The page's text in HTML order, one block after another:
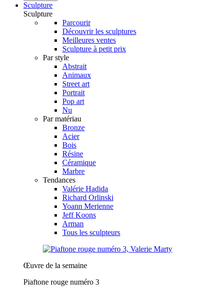
Sculpture
Sculpture
Parcourir
Découvrir les sculptures
Meilleures ventes
Sculpture à petit prix
Par style
Abstrait
Animaux
Street art
Portrait
Pop art
Nu
Par matériau
Bronze
Acier
Bois
Résine
Céramique
Marbre
Tendances
Valérie Hadida
Richard Orlinski
Yoann Merienne
Jeff Koons
Arman
Tous les sculpteurs
Œuvre de la semaine
Piaftone rouge numéro 3